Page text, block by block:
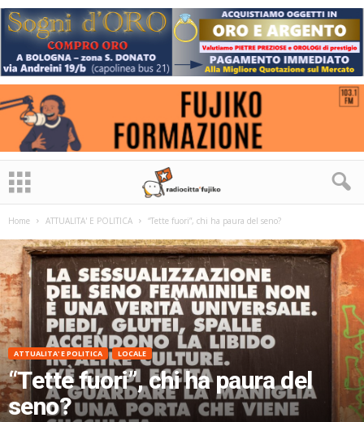
Home ATTUALITA' E POLITICA “Tette fuori”, chi ha paura del seno?
ATTUALITA' E POLITICA LOCALE
“Tette fuori”, chi ha paura del
seno?